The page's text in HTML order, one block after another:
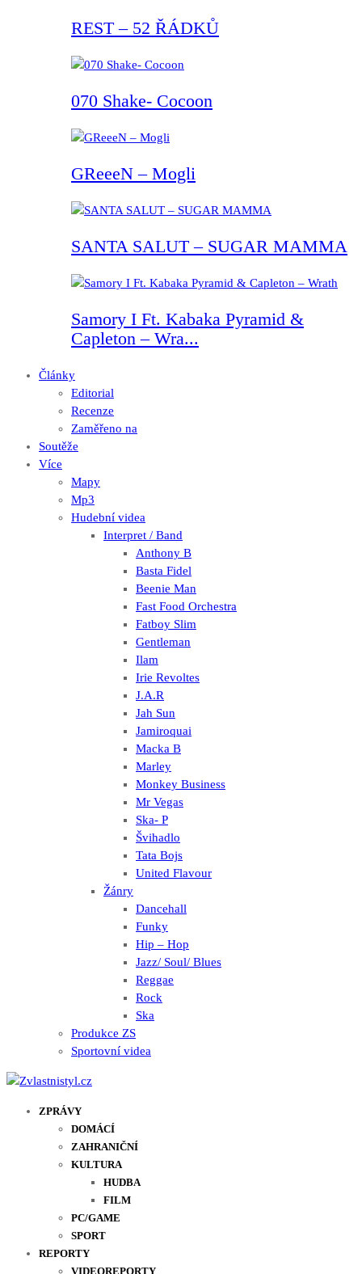
REST – 52 ŘÁDKŮ
070 Shake- Cocoon
GReeeN – Mogli
SANTA SALUT – SUGAR MAMMA
Samory I Ft. Kabaka Pyramid &
Capleton – Wra...
Články
Editorial
Recenze
Zaměřeno na
Soutěže
Více
Mapy
Mp3
Hudební videa
Interpret / Band
Anthony B
Basta Fidel
Beenie Man
Fast Food Orchestra
Fatboy Slim
Gentleman
Ilam
Irie Revoltes
J.A.R
Jah Sun
Jamiroquai
Macka B
Marley
Monkey Business
Mr Vegas
Ska- P
Švihadlo
Tata Bojs
United Flavour
Žánry
Dancehall
Funky
Hip – Hop
Jazz/ Soul/ Blues
Reggae
Rock
Ska
Produkce ZS
Sportovní videa
ZPRÁVY
DOMÁCÍ
ZAHRANIČNÍ
KULTURA
HUDBA
FILM
PC/GAME
SPORT
REPORTY
VIDEOREPORTY